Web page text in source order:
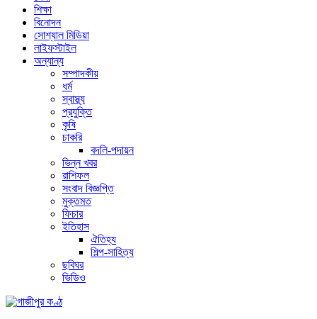
শিক্ষা
বিনোদন
সোশ্যাল মিডিয়া
লাইফস্টাইল
অন্যান্য
সম্পাদকীয়
ধর্ম
স্বাস্থ্য
প্রযুক্তি
কৃষি
চাকরি
বদলি-পদায়ন
ভিন্ন খবর
রাশিফল
সংবাদ বিজ্ঞপ্তি
মুক্তমত
ফিচার
ইতিহাস
ঐতিহ্য
শিল্প-সাহিত্য
ছবিঘর
ভিডিও